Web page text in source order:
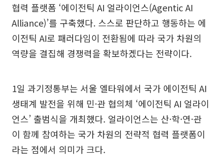
협력 플랫폼 ‘에이전틱 AI 얼라이언스(Agentic AI
Alliance)’를 구축했다. 스스로 판단하고 행동하는 에
이전틱 AI로 패러다임이 전환됨에 따라 국가 차원의
역량을 결집해 경쟁력을 확보하겠다는 전략이다.
1일 과기정통부는 서울 엘타워에서 국가 에이전틱 AI
생태계 발전을 위해 민·관 협의체 ‘에이전틱 AI 얼라이
언스’ 출범식을 개최했다. 얼라이언스는 산·학·연·관
이 함께 참여하는 국가 차원의 전략적 협력 플랫폼이
라는 점에서 의미가 크다.